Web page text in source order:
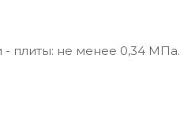
- плиты: не менее 0,34 МПа.